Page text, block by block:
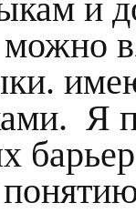
и
Я